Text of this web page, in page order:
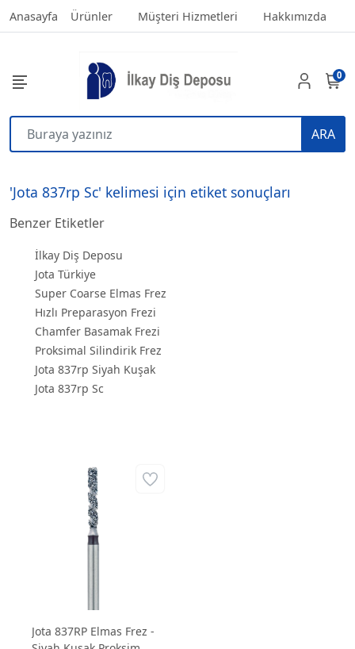
Anasayfa Ürünler Müşteri Hizmetleri Hakkımızda
ARA
0
'Jota 837rp Sc' kelimesi için etiket sonuçları
Benzer Etiketler
İlkay Diş Deposu
Jota Türkiye
Super Coarse Elmas Frez
Hızlı Preparasyon Frezi
Chamfer Basamak Frezi
Proksimal Silindirik Frez
Jota 837rp Siyah Kuşak
Jota 837rp Sc
Jota 837RP Elmas Frez -